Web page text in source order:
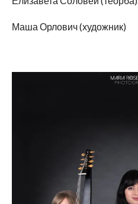
Маша Орлович (художник)